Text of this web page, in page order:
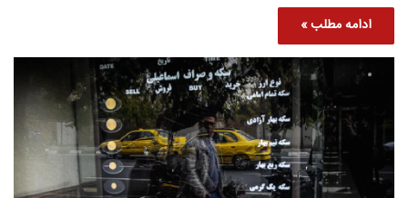
ادامه مطلب »